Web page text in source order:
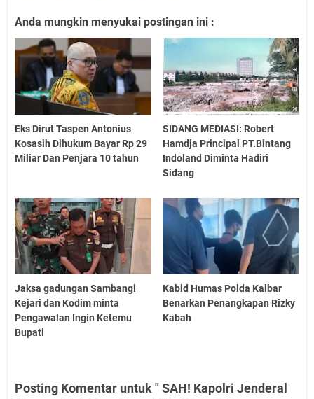
Anda mungkin menyukai postingan ini :
Eks Dirut Taspen Antonius
Kosasih Dihukum Bayar Rp 29
Miliar Dan Penjara 10 tahun
SIDANG MEDIASI: Robert
Hamdja Principal PT.Bintang
Indoland Diminta Hadiri
Sidang
Jaksa gadungan Sambangi
Kejari dan Kodim minta
Pengawalan Ingin Ketemu
Bupati
Kabid Humas Polda Kalbar
Benarkan Penangkapan Rizky
Kabah
Posting Komentar untuk " SAH! Kapolri Jenderal